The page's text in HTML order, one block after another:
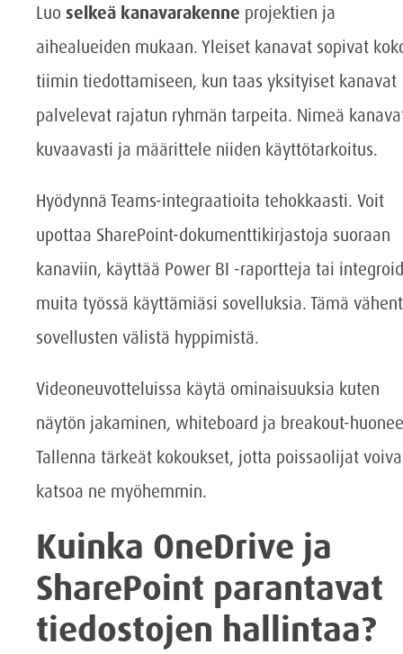
Luo selkeä kanavarakenne projektien ja
aihealueiden mukaan. Yleiset kanavat sopivat
tiimin tiedottamiseen, kun taas yksityiset kanavat
palvelevat rajatun ryhmän tarpeita. Nimeä
kuvaavasti ja määrittele niiden käyttötarkoitus.
Hyödynnä Teams-integraatioita tehokkaasti. Voit
upottaa SharePoint-dokumenttikirjastoja suoraan
kanaviin, käyttää Power BI -raportteja tai
muita työssä käyttämiäsi sovelluksia. Tämä
sovellusten välistä hyppimistä.
Videoneuvotteluissa käytä ominaisuuksia kuten
näytön jakaminen, whiteboard ja breakout-
Tallenna tärkeät kokoukset, jotta poissaolijat
katsoa ne myöhemmin.
Kuinka OneDrive ja
SharePoint parantavat
tiedostojen hallintaa?